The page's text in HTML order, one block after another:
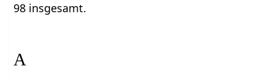
98 insgesamt.
A